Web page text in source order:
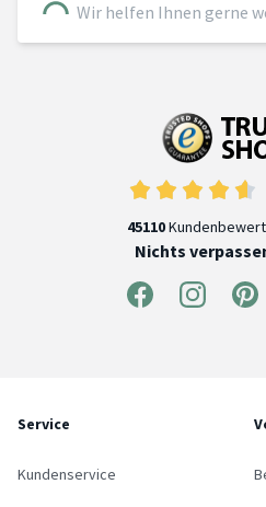
Wir helfen Ihnen gerne
45110
Nichts
Service
Kundenservice